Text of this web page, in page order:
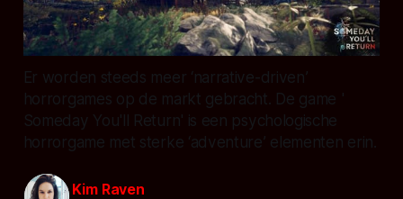
Er worden steeds meer ‘narrative-driven’
horrorgames op de markt gebracht. De game '
Someday You'll Return' is een psychologische
horrorgame met sterke ‘adventure’ elementen erin.
Kim Raven